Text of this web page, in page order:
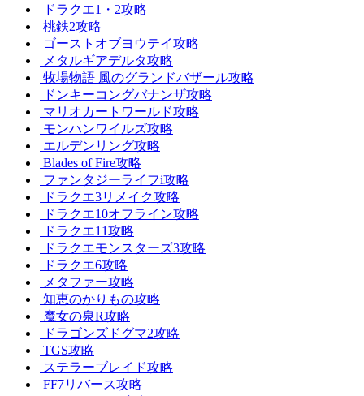
ドラクエ1・2攻略
桃鉄2攻略
ゴーストオブヨウテイ攻略
メタルギアデルタ攻略
牧場物語 風のグランドバザール攻略
ドンキーコングバナンザ攻略
マリオカートワールド攻略
モンハンワイルズ攻略
エルデンリング攻略
Blades of Fire攻略
ファンタジーライフi攻略
ドラクエ3リメイク攻略
ドラクエ10オフライン攻略
ドラクエ11攻略
ドラクエモンスターズ3攻略
ドラクエ6攻略
メタファー攻略
知恵のかりもの攻略
魔女の泉R攻略
ドラゴンズドグマ2攻略
TGS攻略
ステラーブレイド攻略
FF7リバース攻略